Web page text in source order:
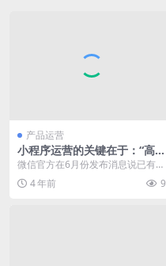
产品运营
小程序运营的关键在于：“高质
量用户”
微信官方在6月份发布消息说已有超
过一百万个小程序上线，包含了游
戏、电商、工具、生...
4 年前 9